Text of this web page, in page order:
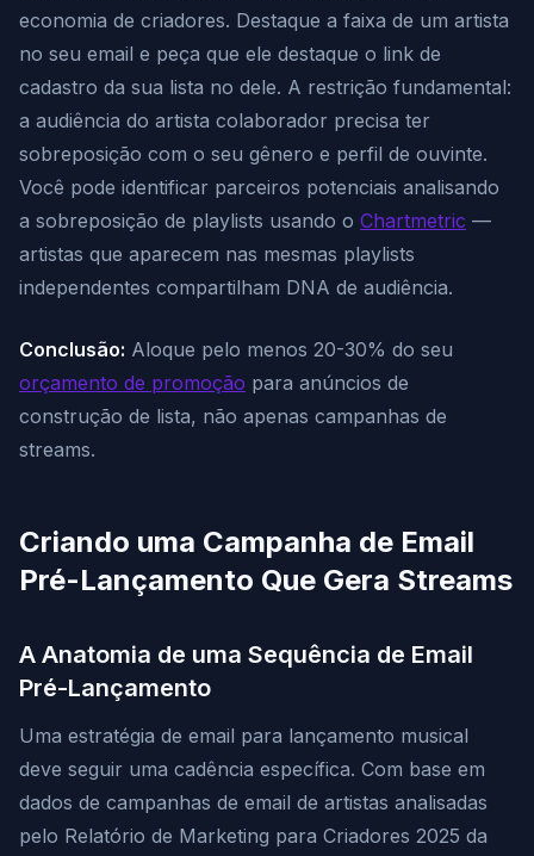
economia de criadores. Destaque a faixa de um artista
no seu email e peça que ele destaque o link de
cadastro da sua lista no dele. A restrição fundamental:
a audiência do artista colaborador precisa ter
sobreposição com o seu gênero e perfil de ouvinte.
Você pode identificar parceiros potenciais analisando
a sobreposição de playlists usando o Chartmetric —
artistas que aparecem nas mesmas playlists
independentes compartilham DNA de audiência.
Conclusão: Aloque pelo menos 20-30% do seu
orçamento de promoção para anúncios de
construção de lista, não apenas campanhas de
streams.
Criando uma Campanha de Email
Pré-Lançamento Que Gera Streams
A Anatomia de uma Sequência de Email
Pré-Lançamento
Uma estratégia de email para lançamento musical
deve seguir uma cadência específica. Com base em
dados de campanhas de email de artistas analisadas
pelo Relatório de Marketing para Criadores 2025 da